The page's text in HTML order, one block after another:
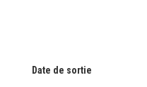
Date de sortie